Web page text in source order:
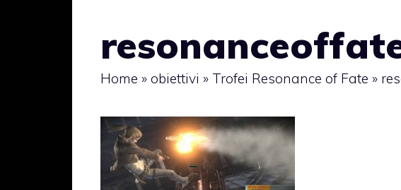
Home » obiettivi » Trofei Resonance of Fate »